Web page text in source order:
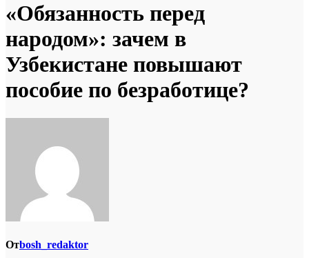
«Обязанность перед
народом»: зачем в
Узбекистане повышают
пособие по безработице?
Отbosh_redaktor